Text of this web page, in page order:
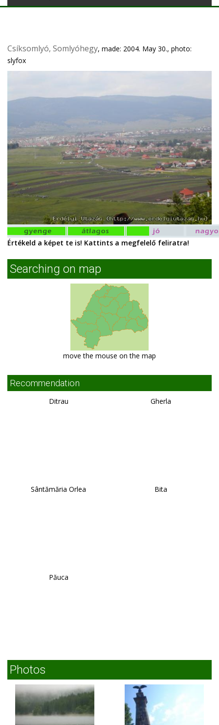
Csíksomlyó, Somlyóhegy, made: 2004. May 30., photo:
slyfox
Értékeld a képet te is! Kattints a megfelelő feliratra!
Searching on map
move the mouse on the map
Recommendation
Ditrau Gherla
Sântămăria Orlea Bita
Păuca
Photos